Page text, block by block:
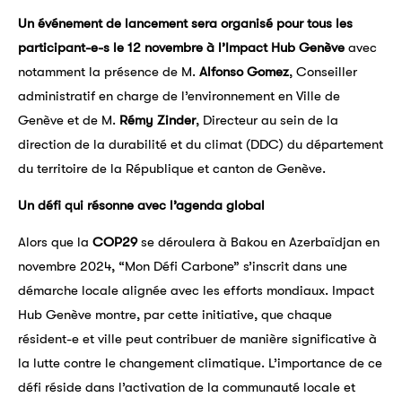
Un événement de lancement sera organisé pour tous les
participant-e-s le 12 novembre à l’Impact Hub Genève avec
notamment la présence de M. Alfonso Gomez, Conseiller
administratif en charge de l’environnement en Ville de
Genève et de M. Rémy Zinder, Directeur au sein de la
direction de la durabilité et du climat (DDC) du département
du territoire de la République et canton de Genève.
Un défi qui résonne avec l’agenda global
Alors que la COP29se déroulera à Bakou en Azerbaïdjan en
novembre 2024, “Mon Défi Carbone” s’inscrit dans une
démarche locale alignée avec les efforts mondiaux. Impact
Hub Genève montre, par cette initiative, que chaque
résident-e et ville peut contribuer de manière significative à
la lutte contre le changement climatique. L’importance de ce
défi réside dans l’activation de la communauté locale et